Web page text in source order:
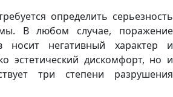
определить серьезность
В любом случае, поражение
негативный характер и
эстетический дискомфорт, но и
три степени разрушения